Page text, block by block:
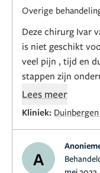
Overige
Deze chirurg Ivar
is niet geschikt
veel pijn , tijd en
stappen zijn
bewijs materiaal ,
geld kost en tijd
Lees meer
Kliniek:
A